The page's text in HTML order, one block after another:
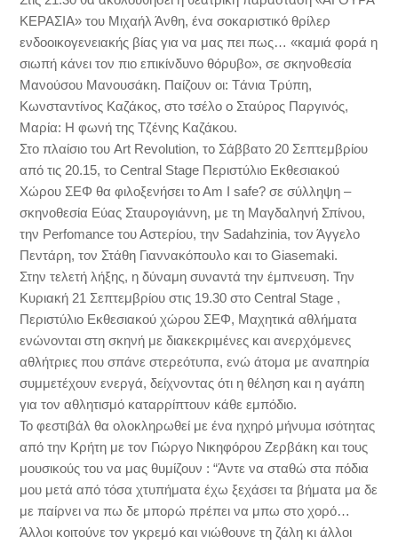
ΚΕΡΑΣΙΑ» του Μιχαήλ Άνθη, ένα σοκαριστικό θρίλερ
ενδοοικογενειακής βίας για να μας πει πως… «καμιά φορά η
σιωπή κάνει τον πιο επικίνδυνο θόρυβο», σε σκηνοθεσία
Μανούσου Μανουσάκη. Παίζουν οι: Tάνια Τρύπη,
Κωνσταντίνος Καζάκος, στο τσέλο ο Σταύρος Παργινός,
Μαρία: H φωνή της Τζένης Καζάκου.
Στο πλαίσιο του Art Revolution, το Σάββατο 20 Σεπτεμβρίου
από τις 20.15, το Central Stage Περιστύλιο Εκθεσιακού
Χώρου ΣΕΦ θα φιλοξενήσει το Αm I safe? σε σύλληψη –
σκηνοθεσία Εύας Σταυρογιάννη, με τη Μαγδαληνή Σπίνου,
την Perfomance του Αστερίου, την Sadahzinia, τον Άγγελο
Πεντάρη, τον Στάθη Γιαννακόπουλο και το Giasemaki.
Στην τελετή λήξης, η δύναμη συναντά την έμπνευση. Την
Κυριακή 21 Σεπτεμβρίου στις 19.30 στο Central Stage ,
Περιστύλιο Εκθεσιακού χώρου ΣΕΦ, Μαχητικά αθλήματα
ενώνονται στη σκηνή με διακεκριμένες και ανερχόμενες
αθλήτριες που σπάνε στερεότυπα, ενώ άτομα με αναπηρία
συμμετέχουν ενεργά, δείχνοντας ότι η θέληση και η αγάπη
για τον αθλητισμό καταρρίπτουν κάθε εμπόδιο.
Το φεστιβάλ θα ολοκληρωθεί με ένα ηχηρό μήνυμα ισότητας
από την Κρήτη με τον Γιώργο Νικηφόρου Ζερβάκη και τους
μουσικούς του να μας θυμίζουν : “Άντε να σταθώ στα πόδια
μου μετά από τόσα χτυπήματα έχω ξεχάσει τα βήματα μα δε
με παίρνει να πω δε μπορώ πρέπει να μπω στο χορό…
Άλλοι κοιτούνε τον γκρεμό και νιώθουνε τη ζάλη κι άλλοι